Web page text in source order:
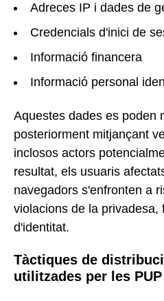
Adreces IP i dades de
Credencials d'inici de
Informació financera
Informació personal
Aquestes dades es poden
posteriorment mitjançant
inclosos actors
resultat, els usuaris
navegadors s'enfronten a
violacions de la privadesa,
d'identitat.
Tàctiques de
utilitzades per les PUP